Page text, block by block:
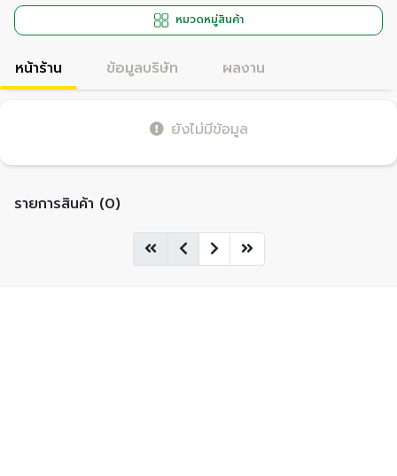
หมวดหมู่สินค้า
หน้าร้าน ข้อมูลบริษัท ผลงาน
ยังไม่มีข้อมูล
รายการสินค้า (0)